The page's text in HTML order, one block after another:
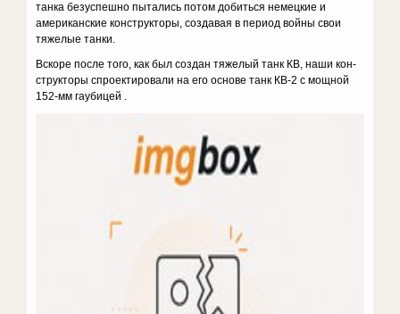
танка безуспешно пытались потом добиться немецкие и
американские конструкторы, созда­вая в период войны свои
тяжелые танки.
Вскоре после того, как был создан тяжелый танк КВ, наши кон­
структоры спроектировали на его основе танк КВ-2 с мощной
152-мм гаубицей .